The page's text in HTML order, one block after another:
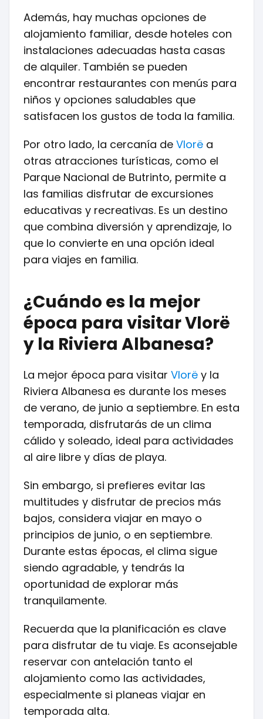
Además, hay muchas opciones de
alojamiento familiar, desde hoteles con
instalaciones adecuadas hasta casas
de alquiler. También se pueden
encontrar restaurantes con menús para
niños y opciones saludables que
satisfacen los gustos de toda la familia.
Por otro lado, la cercanía de Vlorë a
otras atracciones turísticas, como el
Parque Nacional de Butrinto, permite a
las familias disfrutar de excursiones
educativas y recreativas. Es un destino
que combina diversión y aprendizaje, lo
que lo convierte en una opción ideal
para viajes en familia.
¿Cuándo es la mejor
época para visitar Vlorë
y la Riviera Albanesa?
La mejor época para visitar Vlorë y la
Riviera Albanesa es durante los meses
de verano, de junio a septiembre. En esta
temporada, disfrutarás de un clima
cálido y soleado, ideal para actividades
al aire libre y días de playa.
Sin embargo, si prefieres evitar las
multitudes y disfrutar de precios más
bajos, considera viajar en mayo o
principios de junio, o en septiembre.
Durante estas épocas, el clima sigue
siendo agradable, y tendrás la
oportunidad de explorar más
tranquilamente.
Recuerda que la planificación es clave
para disfrutar de tu viaje. Es aconsejable
reservar con antelación tanto el
alojamiento como las actividades,
especialmente si planeas viajar en
temporada alta.